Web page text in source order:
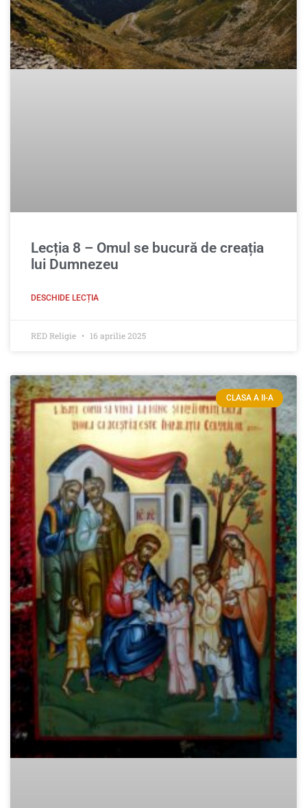
Lecția 8 – Omul se bucură de creația
lui Dumnezeu
DESCHIDE LECȚIA
RED Religie 16 aprilie 2025
CLASA A II-A